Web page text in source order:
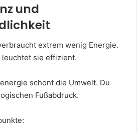
und
extrem wenig Energie.
leuchtet sie effizient.
schont die Umwelt. Du
Fußabdruck.